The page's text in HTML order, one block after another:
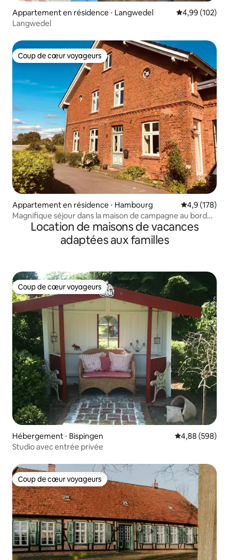
Appartement en résidence ⋅ Langwedel Évaluation
4,99 (102)
Langwedel
Coup de cœur voyageurs
Coup de cœur voyageurs
Appartement en résidence ⋅ Hambourg Évaluation
4,9 (178)
Magnifique séjour dans la maison de campagne au bord
du champ
Location de maisons de vacances
adaptées aux familles
Coup de cœur voyageurs
Coup de cœur voyageurs
Hébergement ⋅ Bispingen Évaluation
4,88 (598)
Studio avec entrée privée
Coup de cœur voyageurs
Coup de cœur voyageurs